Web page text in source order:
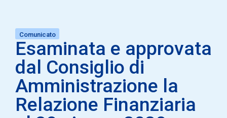
Comunicato
Esaminata e approvata
dal Consiglio di
Amministrazione la
Relazione Finanziaria